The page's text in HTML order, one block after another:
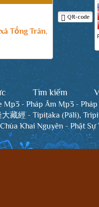
Tống Trân,
QR-code
Tìm kiếm
Mp3-Pháp Âm Mp3-
大藏經- Tipiṭaka (Pāli),
Chùa Khai Nguyên -Phật Sự